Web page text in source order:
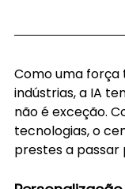
Como uma
indústrias, a IA
não é exceção.
tecnologias, o
prestes a passar